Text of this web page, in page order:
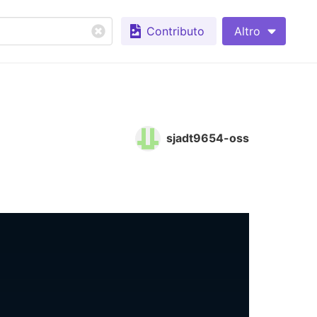
Contributo Altro
sjadt9654-oss